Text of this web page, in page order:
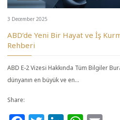
3 December 2025
ABD’de Yeni Bir Hayat ve İş
Rehberi
ABD E-2 Vizesi Hakkında Tüm Bilgiler
dünyanın en büyük ve en…
Share: